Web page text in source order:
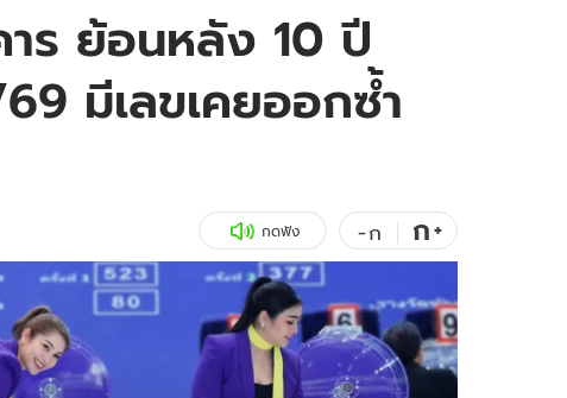
วัยรุ่น
ไอที
รถยนต์
เที่ยว-กิน
Tasteful Thailand
Sanook Choice
WeTV
Exclusive WeTV
ลได้ที่
ร ย้อนหลัง 10 ปี
มีเลขเคยออกซ้ำ
กดฟัง -ก ก+